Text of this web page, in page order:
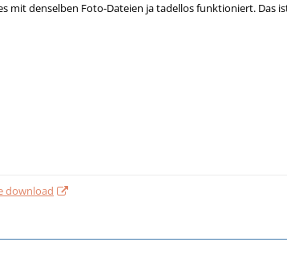
mit denselben Foto-Dateien ja tadellos funktioniert. Das
download